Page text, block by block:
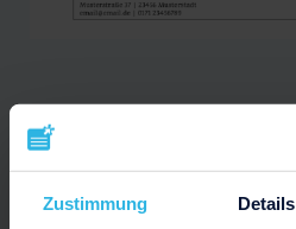
Zustimmung Details